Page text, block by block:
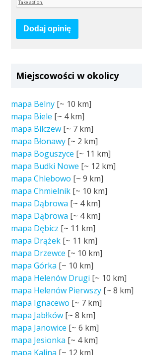
Dodaj opinię
Miejscowości w okolicy
mapa Belny [~ 10 km]
mapa Biele [~ 4 km]
mapa Bilczew [~ 7 km]
mapa Błonawy [~ 2 km]
mapa Boguszyce [~ 11 km]
mapa Budki Nowe [~ 12 km]
mapa Chlebowo [~9 km]
mapa Chmielnik [~ 10 km]
mapa Dąbrowa [~ 4 km]
mapa Dąbrowa [~ 4 km]
mapa Dębicz [~ 11 km]
mapa Drążek [~ 11 km]
mapa Drzewce [~ 10 km]
mapa Górka [~ 10 km]
mapa Helenów Drugi [~ 10 km]
mapa Helenów Pierwszy [~8 km]
mapa Ignacewo [~ 7 km]
mapa Jabłków [~8 km]
mapa Janowice [~6 km]
mapa Jesionka [~ 4 km]
mapa Kalina [~ 12 km]